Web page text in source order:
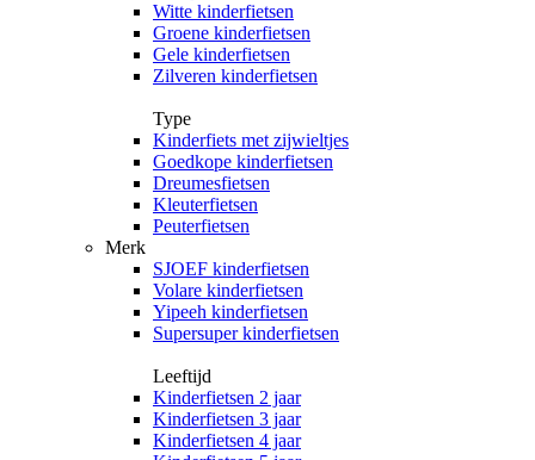
Witte kinderfietsen
Groene kinderfietsen
Gele kinderfietsen
Zilveren kinderfietsen
Type
Kinderfiets met zijwieltjes
Goedkope kinderfietsen
Dreumesfietsen
Kleuterfietsen
Peuterfietsen
Merk
SJOEF kinderfietsen
Volare kinderfietsen
Yipeeh kinderfietsen
Supersuper kinderfietsen
Leeftijd
Kinderfietsen 2 jaar
Kinderfietsen 3 jaar
Kinderfietsen 4 jaar